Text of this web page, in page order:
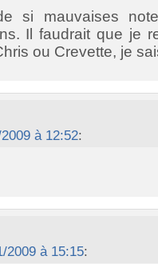
si mauvaises
Il faudrait que je
ou Crevette, je
à 12:52:
2009 à 15:15: